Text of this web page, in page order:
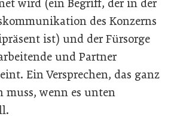
wird (ein Begriff, der in der
des Konzerns
ist) und der Fürsorge
und Partner
Ein Versprechen, das ganz
muss, wenn es unten